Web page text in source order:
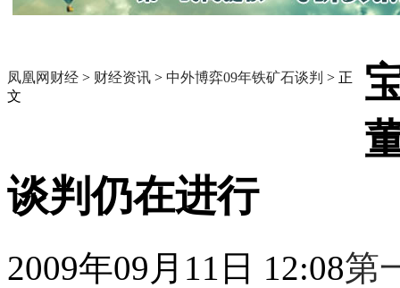
凤凰网财经 > 财经资讯 > 中外博弈09年铁矿石谈判 > 正
文
谈判仍在进行
2009年09月11日 12:08第